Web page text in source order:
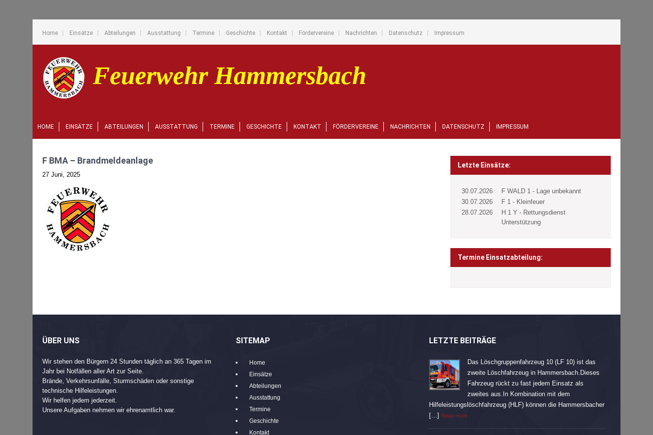
Home Einsätze Abteilungen Ausstattung Termine Geschichte Kontakt Fördervereine Nachrichten Datenschutz Impressum
HOME EINSÄTZE ABTEILUNGEN AUSSTATTUNG TERMINE GESCHICHTE KONTAKT FÖRDERVEREINE NACHRICHTEN DATENSCHUTZ IMPRESSUM
F BMA – Brandmeldeanlage
27 Juni, 2025
Letzte Einsätze:
30.07.2026
F WALD 1 - Lage unbekannt
30.07.2026
F 1 - Kleinfeuer
28.07.2026
H 1 Y - Rettungsdienst
Unterstützung
Termine Einsatzabteilung:
ÜBER UNS
Wir stehen den Bürgern 24 Stunden täglich an 365 Tagen im
Jahr bei Notfällen aller Art zur Seite.
Brände, Verkehrsunfälle, Sturmschäden oder sonstige
technische Hilfeleistungen.
Wir helfen jedem jederzeit.
Unsere Aufgaben nehmen wir ehrenamtlich war.
SITEMAP
Home
Einsätze
Abteilungen
Ausstattung
Termine
Geschichte
Kontakt
LETZTE BEITRÄGE
Das Löschgruppenfahrzeug 10 (LF 10) ist das
zweite Löschfahrzeug in Hammersbach.Dieses
Fahrzeug rückt zu fast jedem Einsatz als
zweites aus.In Kombination mit dem
Hilfeleistungslöschfahrzeug (HLF) können die Hammersbacher
[…] Read more